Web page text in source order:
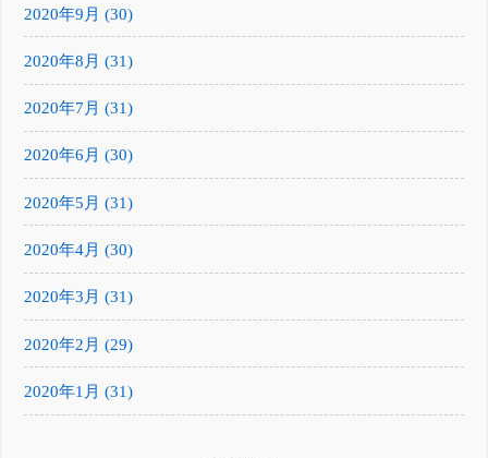
2020年9月 (30)
2020年8月 (31)
2020年7月 (31)
2020年6月 (30)
2020年5月 (31)
2020年4月 (30)
2020年3月 (31)
2020年2月 (29)
2020年1月 (31)